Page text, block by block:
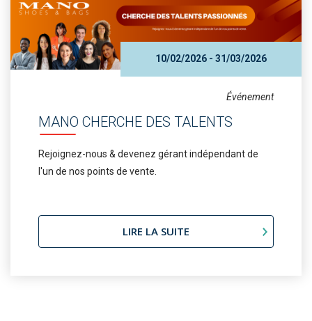
10/02/2026 - 31/03/2026
Événement
MANO CHERCHE DES TALENTS
Rejoignez-nous & devenez gérant indépendant de
l'un de nos points de vente.
LIRE LA SUITE